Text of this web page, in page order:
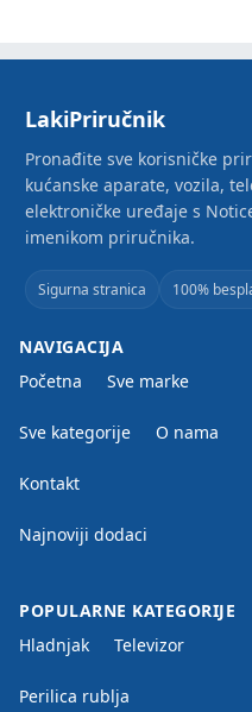
LakiPriručnik
Pronađite sve korisničke
kućanske aparate, vozila,
elektroničke uređaje s
imenikom priručnika.
Sigurna stranica 100%
NAVIGACIJA
Početna
Sve marke
Sve kategorije O nama
Kontakt
Najnoviji dodaci
POPULARNE KATEGORIJE
Hladnjak
Televizor
Perilica rublja